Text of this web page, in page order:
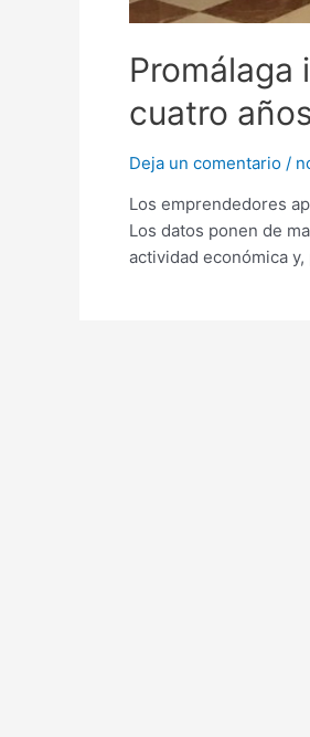
Promálaga
cuatro
Deja un comentario /
Los emprendedores
Los datos ponen de
actividad económica